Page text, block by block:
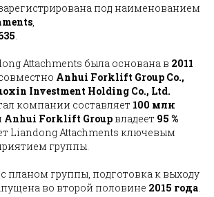
под наименованием
,
.
Attachments была основана в 2011
Anhui Forklift Group Co.,
Investment Holding Co., Ltd.
компании составляет 100 млн
Anhui Forklift Group владеет 95 %
Liandong Attachments ключевым
группы.
планом группы, подготовка к выходу
во второй половине 2015 года.